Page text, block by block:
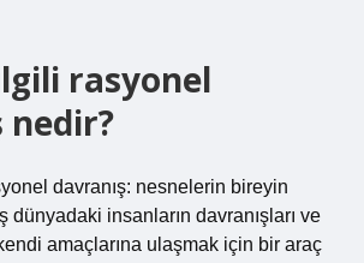
rasyonel
nedir?
davranış: nesnelerin bireyin
dünyadaki insanların davranışları ve
amaçlarına ulaşmak için bir araç